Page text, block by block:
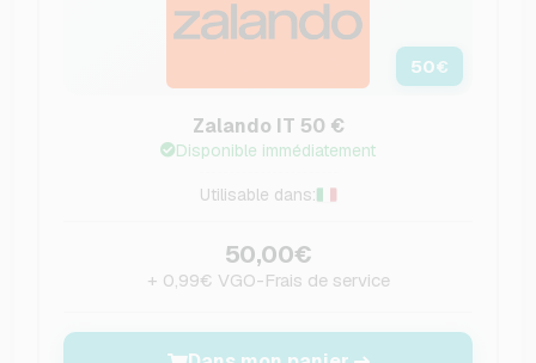
50€
Zalando IT 50 €
Disponible immédiatement
Utilisable dans:
50,00€
+ 0,99€ VGO-Frais de service